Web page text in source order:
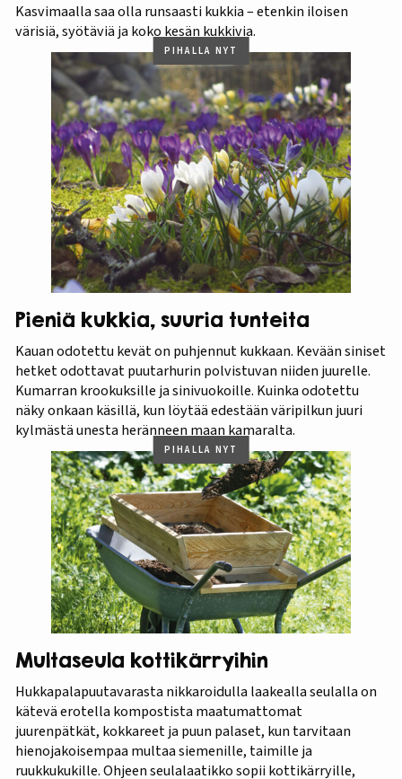
Kasvimaalla saa olla runsaasti kukkia – etenkin iloisen
värisiä, syötäviä ja koko kesän kukkivia.
PIHALLA NYT
Pieniä kukkia, suuria tunteita
Kauan odotettu kevät on puhjennut kukkaan. Kevään siniset
hetket odottavat puutarhurin polvistuvan niiden juurelle.
Kumarran krookuksille ja sinivuokoille. Kuinka odotettu
näky onkaan käsillä, kun löytää edestään väripilkun juuri
kylmästä unesta heränneen maan kamaralta.
PIHALLA NYT
Multaseula kottikärryihin
Hukkapalapuutavarasta nikkaroidulla laakealla seulalla on
kätevä erotella kompostista maatumattomat
juurenpätkät, kokkareet ja puun palaset, kun tarvitaan
hienojakoisempaa multaa siemenille, taimille ja
ruukkukukille. Ohjeen seulalaatikko sopii kottikärryille,